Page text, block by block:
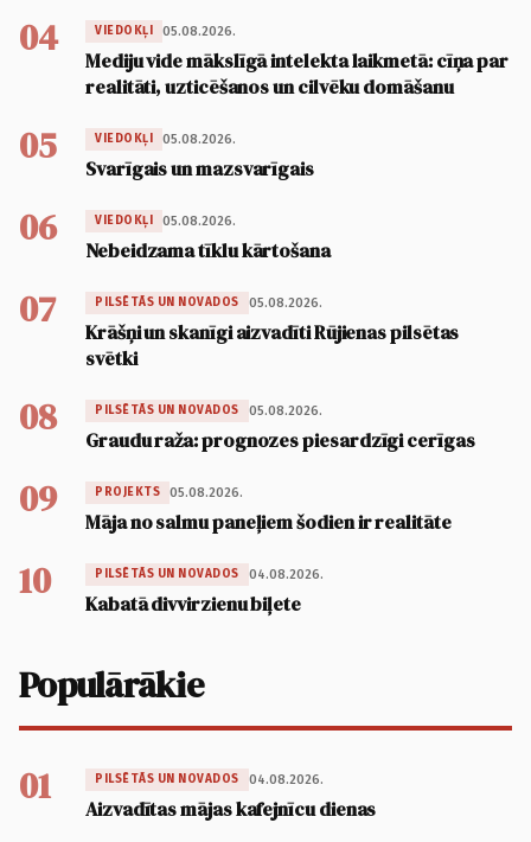
04 VIEDOKĻI 05.08.2026.
Mediju vide mākslīgā intelekta laikmetā: cīņa par
realitāti, uzticēšanos un cilvēku domāšanu
05 VIEDOKĻI 05.08.2026.
Svarīgais un mazsvarīgais
06 VIEDOKĻI 05.08.2026.
Nebeidzama tīklu kārtošana
07 PILSĒTĀS UN NOVADOS 05.08.2026.
Krāšņi un skanīgi aizvadīti Rūjienas pilsētas
svētki
08 PILSĒTĀS UN NOVADOS 05.08.2026.
Graudu raža: prognozes piesardzīgi cerīgas
09 PROJEKTS 05.08.2026.
Māja no salmu paneļiem šodien ir realitāte
10 PILSĒTĀS UN NOVADOS 04.08.2026.
Kabatā divvirzienu biļete
Populārākie
01 PILSĒTĀS UN NOVADOS 04.08.2026.
Aizvadītas mājas kafejnīcu dienas